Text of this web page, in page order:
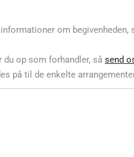
om begivenheden,
op som forhandler, så send
på til de enkelte